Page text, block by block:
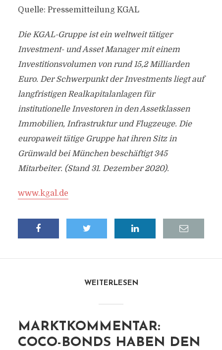
Quelle: Pressemitteilung KGAL
Die KGAL-Gruppe ist ein weltweit tätiger
Investment- und Asset Manager mit einem
Investitionsvolumen von rund 15,2 Milliarden
Euro. Der Schwerpunkt der Investments liegt auf
langfristigen Realkapitalanlagen für
institutionelle Investoren in den Assetklassen
Immobilien, Infrastruktur und Flugzeuge. Die
europaweit tätige Gruppe hat ihren Sitz in
Grünwald bei München beschäftigt 345
Mitarbeiter. (Stand 31. Dezember 2020).
www.kgal.de
WEITERLESEN
MARKTKOMMENTAR:
COCO-BONDS HABEN DEN